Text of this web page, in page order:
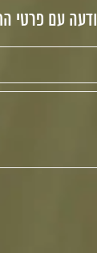
עם פרטי